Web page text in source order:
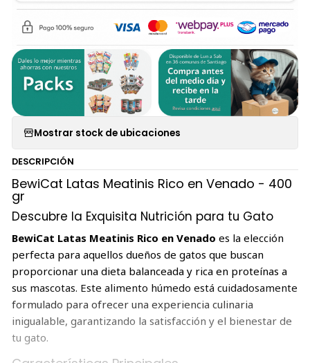
Mostrar stock de ubicaciones
DESCRIPCIÓN
BewiCat Latas Meatinis Rico en Venado - 400
gr
Descubre la Exquisita Nutrición para tu Gato
BewiCat Latas Meatinis Rico en Venado es la elección
perfecta para aquellos dueños de gatos que buscan
proporcionar una dieta balanceada y rica en proteínas a
sus mascotas. Este alimento húmedo está cuidadosamente
formulado para ofrecer una experiencia culinaria
inigualable, garantizando la satisfacción y el bienestar de
tu gato.